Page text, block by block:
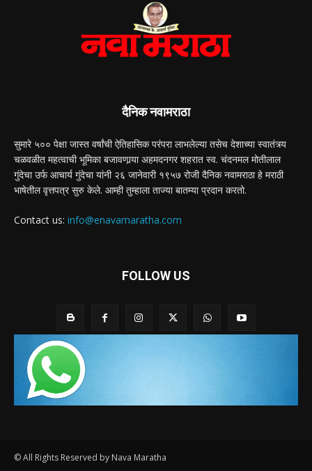
दैनिक नवामराठा
सुमारे ५०० पेक्षा जास्त वर्षांची ऐतिहासिक परंपरा लाभलेल्या तसेच देशाच्या स्वातंत्र्य
चळवळीत महत्वाची भूमिका बजावणार्‍या अहमदनगर शहरात स्व. चंदनमल मोतीलाल
गुंदेचा उर्फ आचार्य गुंदेचा यांनी २६ जानेवारी १९५७ रोजी दैनिक नवामराठा हे मराठी
भाषेतील वृत्तपत्र सुरु केले. आम्ही तुम्हाला ताज्या बातम्या प्रदान करतो.
Contact us: info@enavamaratha.com
FOLLOW US
© All Rights Reserved by Nava Maratha